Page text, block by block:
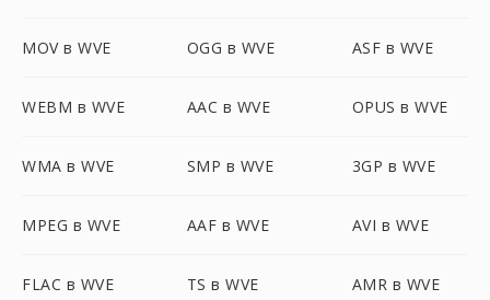
MOV в WVE OGG в WVE ASF в WVE
WEBM в WVE AAC в WVE OPUS в WVE
WMA в WVE SMP в WVE 3GP в WVE
MPEG в WVE AAF в WVE AVI в WVE
FLAC в WVE TS в WVE AMR в WVE